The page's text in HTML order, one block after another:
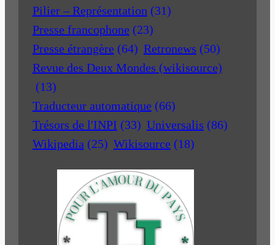
Pilier – Représentation (31)
Presse francophone (23)
Presse étrangère (64) Retronews (50)
Revue des Deux Mondes (wikisource)
(13)
Traducteur automatique (66)
Trésors de l'INPI (33) Universalis (86)
Wikipedia (25) Wikisource (18)